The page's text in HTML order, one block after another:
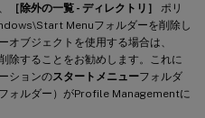
［除外の一覧 - ディレクトリ］
ポリ
Menuフォルダーを削除し
オブジェクトを使用する場合は、
することをお勧めします。これに
ションのスタートメニューフォルダ
ォルダー）がProfile Managementに